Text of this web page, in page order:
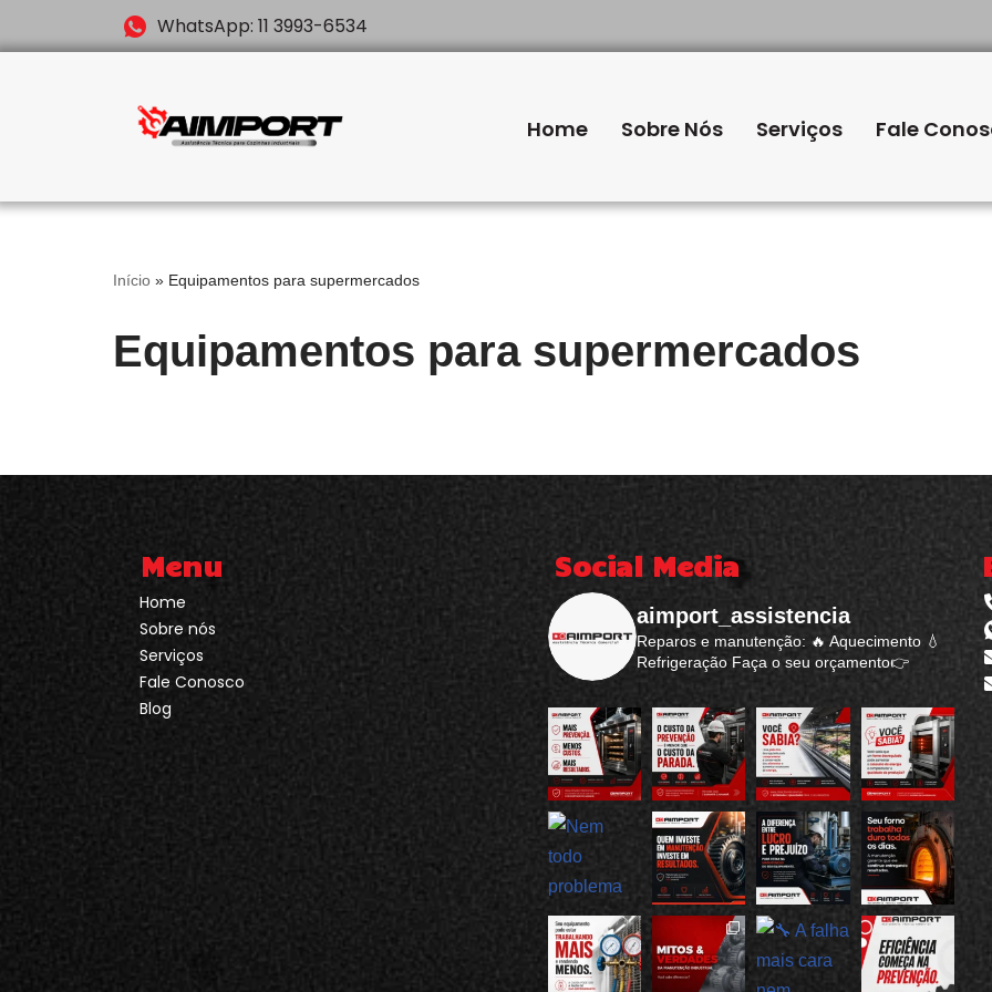
WhatsApp: 11 3993-6534
Home Sobre Nós Serviços Fale
Início » Equipamentos para supermercados
Equipamentos para supermercados
Menu
Home
Sobre nós
Serviços
Fale Conosco
Blog
Social Media
aimport_assistencia
Reparos e manutenção: 🔥 Aquecimento 💧
Refrigeração Faça o seu orçamento👉